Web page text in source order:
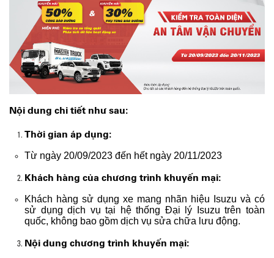
Nội dung chi tiết như sau:
Thời gian áp dụng:
Từ ngày 20/09/2023 đến hết ngày 20/11/2023
Khách hàng của chương trình khuyến mại:
Khách hàng sử dụng xe mang nhãn hiệu Isuzu và có
sử dụng dịch vụ tại hệ thống Đại lý Isuzu trên toàn
quốc, không bao gồm dịch vụ sửa chữa lưu động.
Nội dung chương trình khuyến mại: